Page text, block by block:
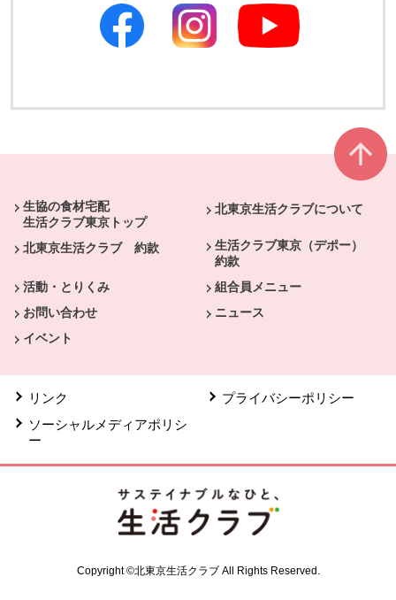
生協の食材宅配
生活クラブ東京トップ
北東京生活クラブについて
北東京生活クラブ 約款
生活クラブ東京（デポー）
約款
活動・とりくみ
組合員メニュー
お問い合わせ
ニュース
イベント
リンク
プライバシーポリシー
ソーシャルメディアポリシ
ー
Copyright ©北東京生活クラブ All Rights Reserved.